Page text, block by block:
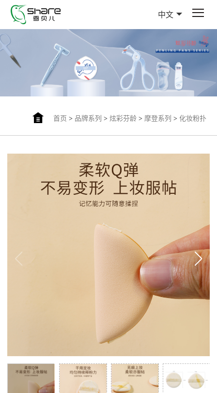
中文
首页 > 品牌系列 > 炫彩芬龄> 摩登系列 > 化妆粉扑